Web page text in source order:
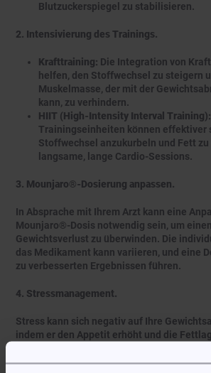
Blutzuckerspiegel zu stabilisieren.
2. Intensivierung des Trainings.
Krafttraining: Die Integration von
helfen, den Stoffwechsel zu steigern
Muskelmasse, der mit der
kann, zu verhindern.
HIIT (High-Intensity Interval Training):
Trainingseinheiten können effektiver
Stoffwechsel anzukurbeln und Fett
langsame, lange Cardio-Sessions.
3. Mounjaro®-Dosierung anpassen.
In Absprache mit Ihrem Arzt kann eine
Mounjaro®-Dosis notwendig sein, um
Gewichtsverlust zu überwinden. Die
das Medikament kann variieren, und eine
zu verbesserten Ergebnissen führen.
4. Stressmanagement.
Stress kann sich negativ auf Ihre
indem er den Appetit erhöht und die
helfen, den Stress zu reduzieren.